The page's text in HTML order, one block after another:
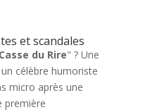
et scandales
Casse du Rire" ? Une
célèbre humoriste
micro après une
première